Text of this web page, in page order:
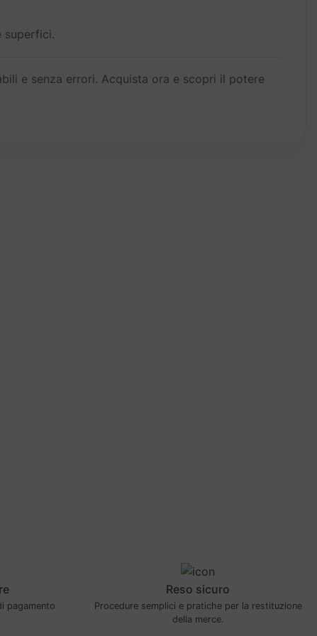
superfici.
e senza errori. Acquista ora e scopri il potere
pagamento
Reso sicuro
Procedure semplici e pratiche per la restituzione
della merce.